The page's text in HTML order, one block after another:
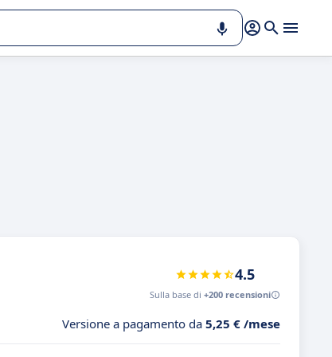
4.5
Sulla base di +200 recensioni
Versione a pagamento da 5,25 € /mese